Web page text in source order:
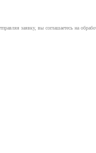
заявку, вы соглашаетесь на